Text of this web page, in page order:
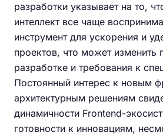
разработки указывает на то,
интеллект все чаще
инструмент для ускорения и
проектов, что может изменить
разработке и требования к
Постоянный интерес к новым
архитектурным решениям
динамичности Frontend-
готовности к инновациям,